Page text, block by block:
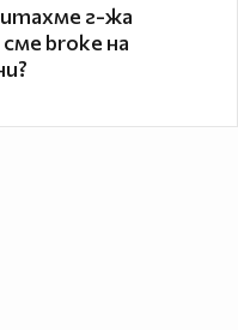
г-жа
broke на